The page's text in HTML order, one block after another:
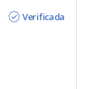
Verificada